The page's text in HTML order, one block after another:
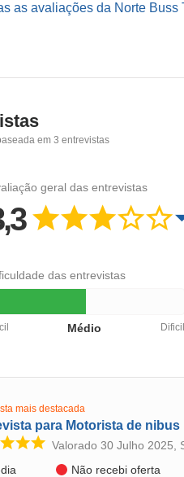
as avaliações da Norte Buss
em 3 entrevistas
geral das entrevistas
das entrevistas
Médio Dificil
mais destacada
para Motorista de nibus
Valorado 30 Julho 2025,
Não recebi oferta